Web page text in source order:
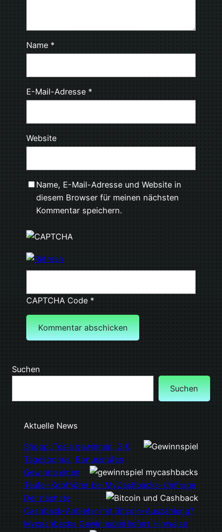
Name *
E-Mail-Adresse *
Website
Name, E-Mail-Adresse und Website in
diesem Browser für meinen nächsten
Kommentar speichern.
CAPTCHA Code*
Suchen
Suchen
Aktuelle News
Shoop: Tesla gewinnen, 3 €
Tagesbonus, Bonusstufen
Gewinne einen
Teufel-Kopfhörer bei MyCashbacks-Umfrage
Der nächste
Cashback-Anbieter mit Bitcoin-Auszahlung?
Mycashbacks Gewinnspiel liefert Hinweise